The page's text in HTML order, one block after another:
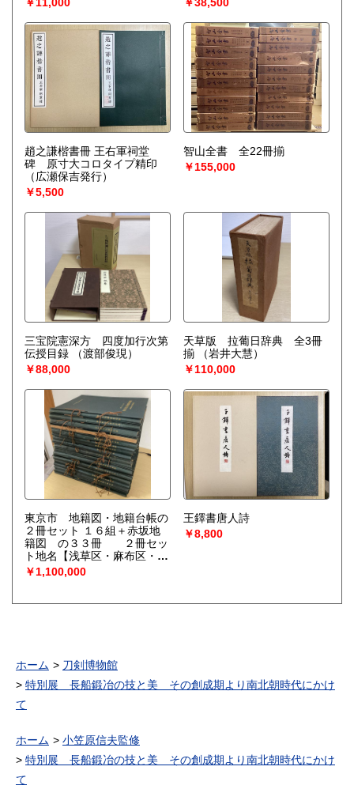
￥11,000
￥38,500
趙之謙楷書冊 王右軍祠堂
碑 原寸大コロタイプ精印
（広瀬保吉発行）
￥5,500
智山全書 全22冊揃
￥155,000
三宝院憲深方 四度加行次第
伝授目録
（渡部俊現）
￥88,000
天草版 拉葡日辞典 全3冊
揃
（岩井大慧）
￥110,000
東京市 地籍図・地籍台帳の
２冊セット １６組＋赤坂地
籍図 の３３冊 ２冊セッ
ト地名【浅草区・麻布区・牛
込区・神田区・京橋区・小石
川区・麹町区・下谷区・芝
橋区・深川区・本郷区・本所
￥1,100,000
王鐸書唐人詩
￥8,800
ホーム
刀剣博物館
特別展 長船鍛冶の技と美 その創成期より南北朝時代にかけ
て
ホーム
小笠原信夫監修
特別展 長船鍛冶の技と美 その創成期より南北朝時代にかけ
て